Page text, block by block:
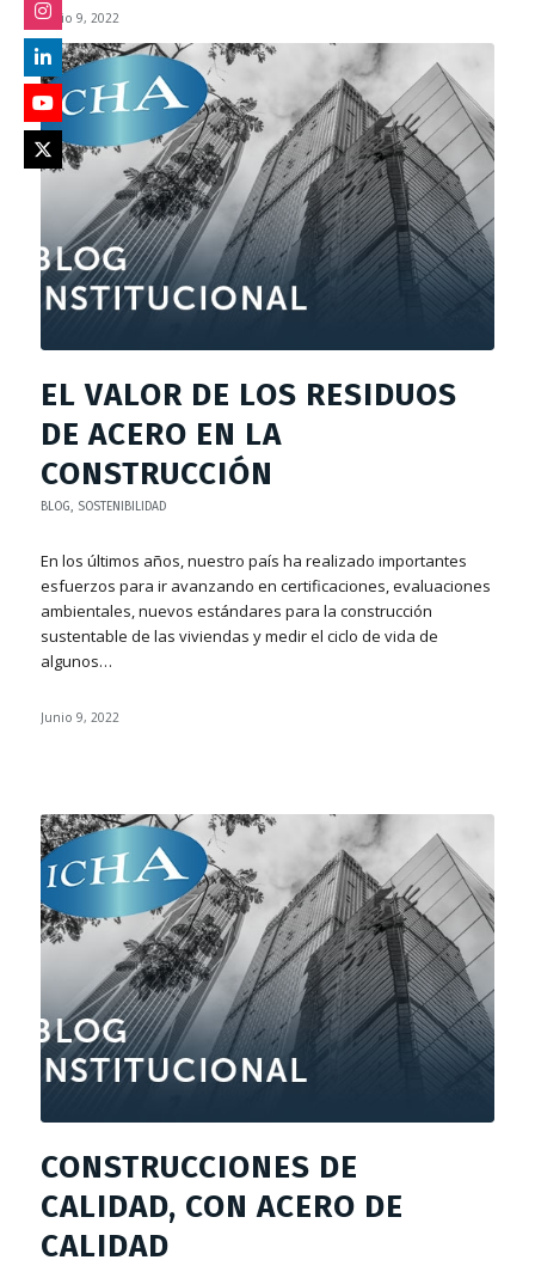
Junio 9, 2022
EL VALOR DE LOS RESIDUOS
DE ACERO EN LA
CONSTRUCCIÓN
BLOG, SOSTENIBILIDAD
En los últimos años, nuestro país ha realizado importantes
esfuerzos para ir avanzando en certificaciones, evaluaciones
ambientales, nuevos estándares para la construcción
sustentable de las viviendas y medir el ciclo de vida de
algunos…
Junio 9, 2022
CONSTRUCCIONES DE
CALIDAD, CON ACERO DE
CALIDAD